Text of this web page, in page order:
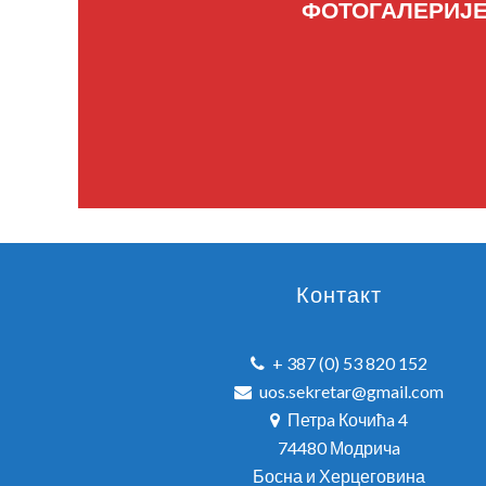
Контакт
+ 387 (0) 53 820 152
uos.sekretar@gmail.com
Петрa Кочићa 4
74480 Модричa
Босна и Херцеговина